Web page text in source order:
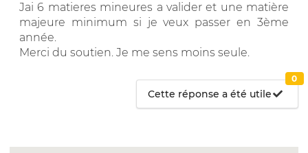
Jai 6 matieres mineures a valider et une matière
majeure minimum si je veux passer en 3ème
année.
Merci du soutien. Je me sens moins seule.
Cette réponse a été utile
0